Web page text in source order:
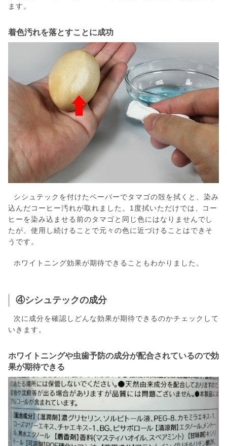
ます。
着色汚れを落とすことに成功
シシュテックを付けたペーパーでタマゴの殻を拭くと、染み
込んだコーヒー汚れが取れました。1度拭いただけでは、コー
ヒーを染み込ませる前のタマゴと同じ色にはなりませんでし
たが、使用し続けることで元々の色に近づけることはできそ
うです。
ホワイトニング効果が期待できることもわかりました。
④シシュテックの成分
次に成分を確認しどんな効果が期待できるのかチェックして
いきます。
ホワイトニングや虫歯予防の成分が配合されているので効
果が期待できる